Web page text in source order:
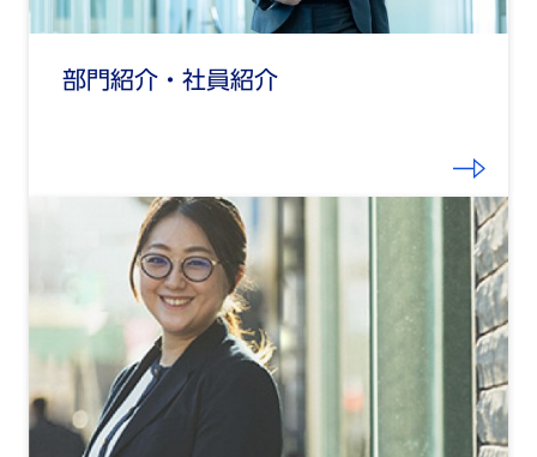
部門紹介・社員紹介